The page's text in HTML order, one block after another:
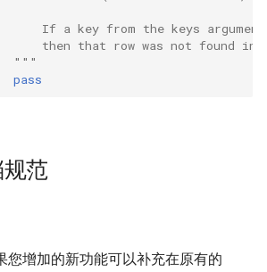
If a key from the keys
then that row was not found in
"""
pass
范
您增加的新功能可以补充在原有的